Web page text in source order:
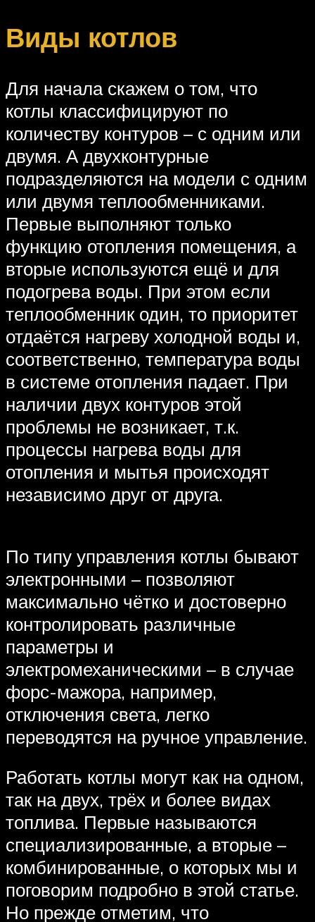
Виды котлов
Для начала скажем о том, что
котлы классифицируют по
количеству контуров – с одним или
двумя. А двухконтурные
подразделяются на модели с одним
или двумя теплообменниками.
Первые выполняют только
функцию отопления помещения, а
вторые используются ещё и для
подогрева воды. При этом если
теплообменник один, то приоритет
отдаётся нагреву холодной воды и,
соответственно, температура воды
в системе отопления падает. При
наличии двух контуров этой
проблемы не возникает, т.к.
процессы нагрева воды для
отопления и мытья происходят
независимо друг от друга.
По типу управления котлы бывают
электронными – позволяют
максимально чётко и достоверно
контролировать различные
параметры и
электромеханическими – в случае
форс-мажора, например,
отключения света, легко
переводятся на ручное управление.
Работать котлы могут как на одном,
так на двух, трёх и более видах
топлива. Первые называются
специализированные, а вторые –
комбинированные, о которых мы и
поговорим подробно в этой статье.
Но прежде отметим, что